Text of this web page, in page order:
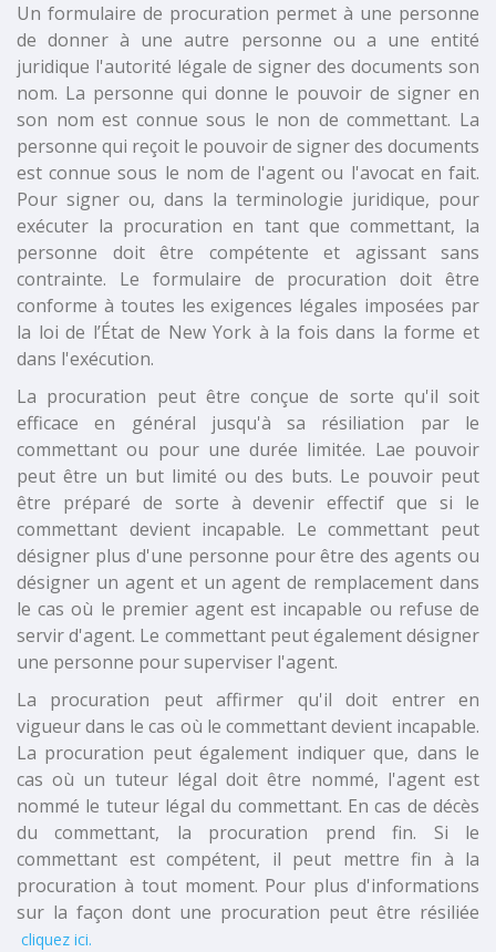
Un formulaire de procuration permet à une personne
de donner à une autre personne ou a une entité
juridique l'autorité légale de signer des documents son
nom. La personne qui donne le pouvoir de signer en
son nom est connue sous le non de commettant. La
personne qui reçoit le pouvoir de signer des documents
est connue sous le nom de l'agent ou l'avocat en fait.
Pour signer ou, dans la terminologie juridique, pour
exécuter la procuration en tant que commettant, la
personne doit être compétente et agissant sans
contrainte. Le formulaire de procuration doit être
conforme à toutes les exigences légales imposées par
la loi de l’État de New York à la fois dans la forme et
dans l'exécution.
La procuration peut être conçue de sorte qu'il soit
efficace en général jusqu'à sa résiliation par le
commettant ou pour une durée limitée. Lae pouvoir
peut être un but limité ou des buts. Le pouvoir peut
être préparé de sorte à devenir effectif que si le
commettant devient incapable. Le commettant peut
désigner plus d'une personne pour être des agents ou
désigner un agent et un agent de remplacement dans
le cas où le premier agent est incapable ou refuse de
servir d'agent. Le commettant peut également désigner
une personne pour superviser l'agent.
La procuration peut affirmer qu'il doit entrer en
vigueur dans le cas où le commettant devient incapable.
La procuration peut également indiquer que, dans le
cas où un tuteur légal doit être nommé, l'agent est
nommé le tuteur légal du commettant. En cas de décès
du commettant, la procuration prend fin. Si le
commettant est compétent, il peut mettre fin à la
procuration à tout moment. Pour plus d'informations
sur la façon dont une procuration peut être résiliée
cliquez ici.